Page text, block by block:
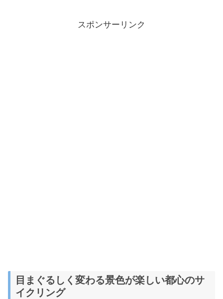
スポンサーリンク
目まぐるしく変わる景色が楽しい都心のサ
イクリング